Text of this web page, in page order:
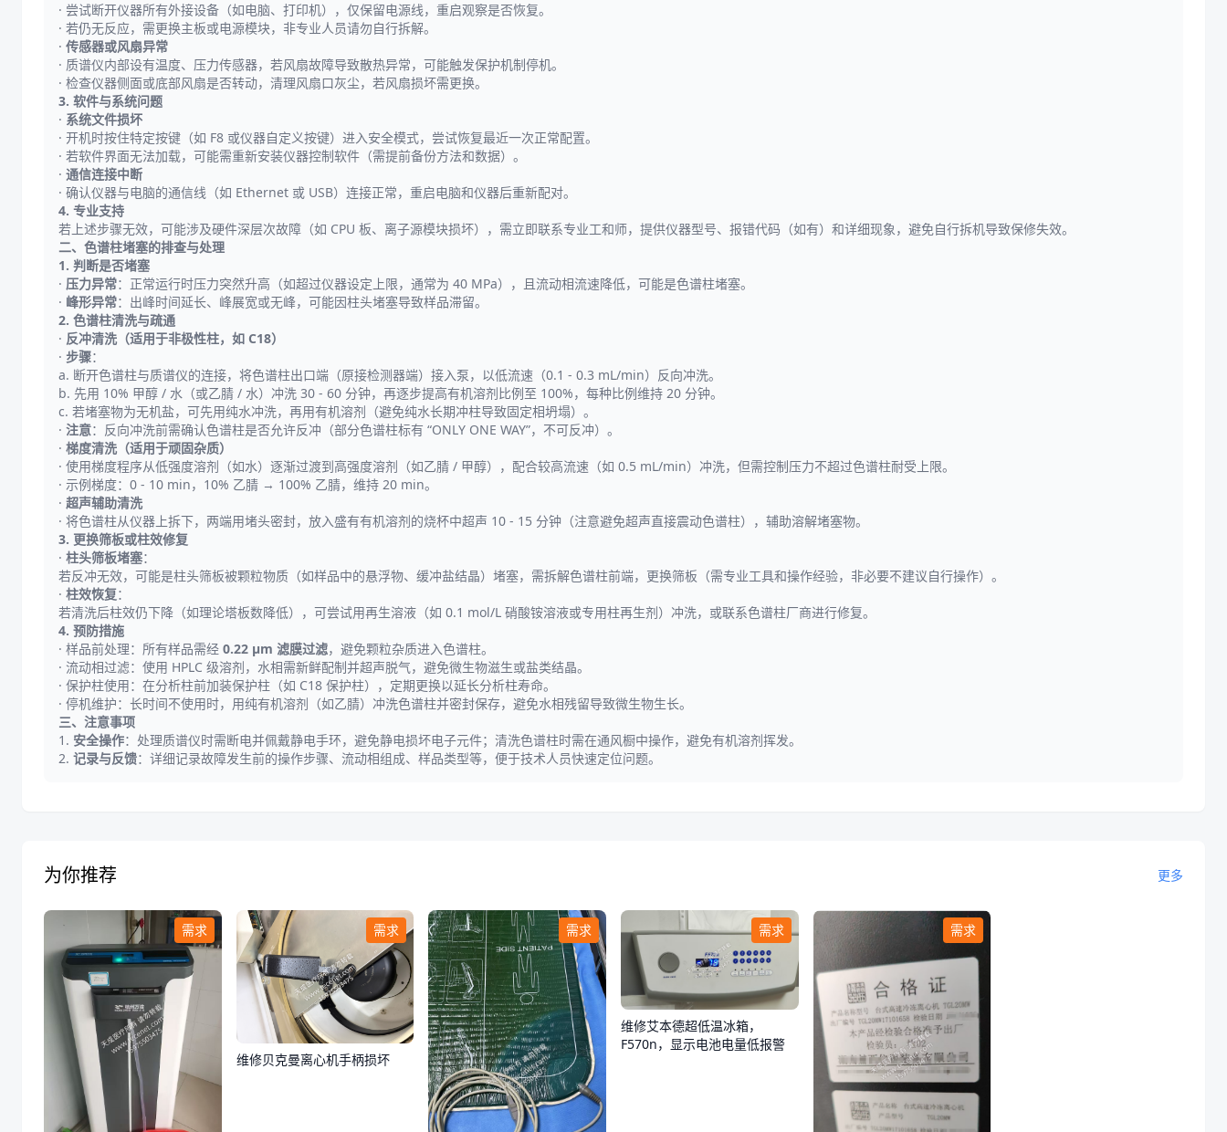
· 尝试断开仪器所有外接设备（如电脑、打印机），仅保留电源线，重启观察是否恢复。
· 若仍无反应，需更换主板或电源模块，非专业人员请勿自行拆解。
· 传感器或风扇异常
· 质谱仪内部设有温度、压力传感器，若风扇故障导致散热异常，可能触发保护机制停机。
· 检查仪器侧面或底部风扇是否转动，清理风扇口灰尘，若风扇损坏需更换。
3. 软件与系统问题
· 系统文件损坏
· 开机时按住特定按键（如 F8 或仪器自定义按键）进入安全模式，尝试恢复最近一次正常配置。
· 若软件界面无法加载，可能需重新安装仪器控制软件（需提前备份方法和数据）。
· 通信连接中断
· 确认仪器与电脑的通信线（如 Ethernet 或 USB）连接正常，重启电脑和仪器后重新配对。
4. 专业支持
若上述步骤无效，可能涉及硬件深层次故障（如 CPU 板、离子源模块损坏），需立即联系专业工和师，提供仪器型号、报错代码（如有）和详细现象，避免自行拆机导致保修失效。
二、色谱柱堵塞的排查与处理
1. 判断是否堵塞
· 压力异常：正常运行时压力突然升高（如超过仪器设定上限，通常为 40 MPa），且流动相流速降低，可能是色谱柱堵塞。
· 峰形异常：出峰时间延长、峰展宽或无峰，可能因柱头堵塞导致样品滞留。
2. 色谱柱清洗与疏通
· 反冲清洗（适用于非极性柱，如 C18）
· 步骤：
a. 断开色谱柱与质谱仪的连接，将色谱柱出口端（原接检测器端）接入泵，以低流速（0.1 - 0.3 mL/min）反向冲洗。
b. 先用 10% 甲醇 / 水（或乙腈 / 水）冲洗 30 - 60 分钟，再逐步提高有机溶剂比例至 100%，每种比例维持 20 分钟。
c. 若堵塞物为无机盐，可先用纯水冲洗，再用有机溶剂（避免纯水长期冲柱导致固定相坍塌）。
· 注意：反向冲洗前需确认色谱柱是否允许反冲（部分色谱柱标有 “ONLY ONE WAY”，不可反冲）。
· 梯度清洗（适用于顽固杂质）
· 使用梯度程序从低强度溶剂（如水）逐渐过渡到高强度溶剂（如乙腈 / 甲醇），配合较高流速（如 0.5 mL/min）冲洗，但需控制压力不超过色谱柱耐受上限。
· 示例梯度：0 - 10 min，10% 乙腈 → 100% 乙腈，维持 20 min。
· 超声辅助清洗
· 将色谱柱从仪器上拆下，两端用堵头密封，放入盛有有机溶剂的烧杯中超声 10 - 15 分钟（注意避免超声直接震动色谱柱），辅助溶解堵塞物。
3. 更换筛板或柱效修复
· 柱头筛板堵塞：
若反冲无效，可能是柱头筛板被颗粒物质（如样品中的悬浮物、缓冲盐结晶）堵塞，需拆解色谱柱前端，更换筛板（需专业工具和操作经验，非必要不建议自行操作）。
· 柱效恢复：
若清洗后柱效仍下降（如理论塔板数降低），可尝试用再生溶液（如 0.1 mol/L 硝酸铵溶液或专用柱再生剂）冲洗，或联系色谱柱厂商进行修复。
4. 预防措施
· 样品前处理：所有样品需经 0.22 μm 滤膜过滤，避免颗粒杂质进入色谱柱。
· 流动相过滤：使用 HPLC 级溶剂，水相需新鲜配制并超声脱气，避免微生物滋生或盐类结晶。
· 保护柱使用：在分析柱前加装保护柱（如 C18 保护柱），定期更换以延长分析柱寿命。
· 停机维护：长时间不使用时，用纯有机溶剂（如乙腈）冲洗色谱柱并密封保存，避免水相残留导致微生物生长。
三、注意事项
1. 安全操作：处理质谱仪时需断电并佩戴静电手环，避免静电损坏电子元件；清洗色谱柱时需在通风橱中操作，避免有机溶剂挥发。
2. 记录与反馈：详细记录故障发生前的操作步骤、流动相组成、样品类型等，便于技术人员快速定位问题。
为你推荐 更多
需求 需求
维修贝克曼离心机手柄损坏
需求 需求
维修艾本德超低温冰箱，
F570n，显示电池电量低报警
需求